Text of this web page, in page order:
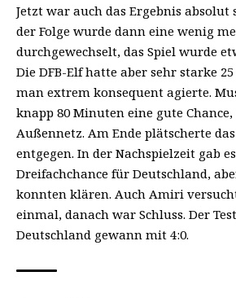
Jetzt war auch das Ergebnis absolut
der Folge wurde dann eine wenig
durchgewechselt, das Spiel wurde
Die DFB-Elf hatte aber sehr starke
man extrem konsequent agierte.
knapp 80 Minuten eine gute Chance,
Außennetz. Am Ende plätscherte
entgegen. In der Nachspielzeit gab
Dreifachchance für Deutschland,
konnten klären. Auch Amiri
einmal, danach war Schluss. Der
Deutschland gewann mit 4:0.